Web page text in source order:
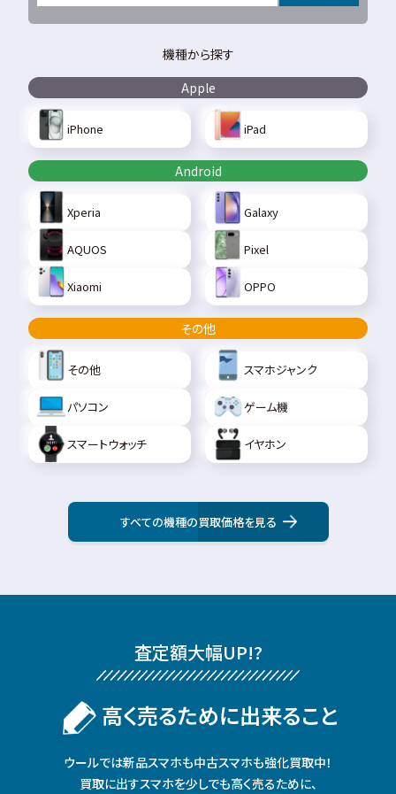
機種から探す
Apple
iPhone iPad
Android
Xperia Galaxy
AQUOS Pixel
Xiaomi OPPO
その他
その他 スマホジャンク
パソコン ゲーム機
スマートウォッチ イヤホン
すべての機種の買取価格を見る
査定額⼤幅UP!?
⾼く売るために出来ること
ウールでは新品スマホも中古スマホも強化買取中！
買取に出すスマホを少しでも⾼く売るために、